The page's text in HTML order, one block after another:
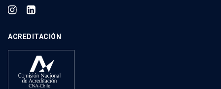
ACREDITACIÓN